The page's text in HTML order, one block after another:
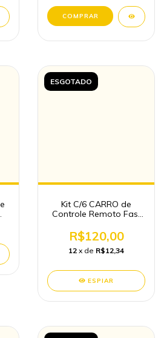
ESGOTADO
Kit C/6 CARRO de
Controle Remoto Fast
Atacado
R$120,00
12 x de R$12,34
ESPIAR